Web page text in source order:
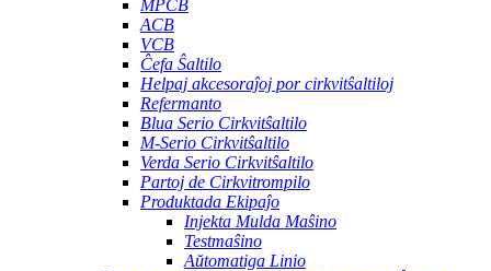
MPCB
ACB
VCB
Ĉefa Ŝaltilo
Helpaj akcesoraĵoj por cirkvitŝaltiloj
Refermanto
Blua Serio Cirkvitŝaltilo
M-Serio Cirkvitŝaltilo
Verda Serio Cirkvitŝaltilo
Partoj de Cirkvitrompilo
Produktada Ekipaĵo
Injekta Mulda Maŝino
Testmaŝino
Aŭtomatiga Linio